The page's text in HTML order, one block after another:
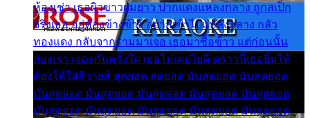
ห้องเช่า เธอผิวขาวผมยาว ปากแดงแหลงกลาง ถูกสเป็ก
จริงเธอ อยู่ห้องข้างข้าง อยากเข้าไปแหลงกลาง กลัว
ทองแดง กลับจากรามมาเจอ เธอมาซื้อข้าว แต่ก่อนนั้น
สองเรา เจอะกันครั้งใด เธอไม่เคยไยดี คราวนี้เธอยิ้มให้
ต้องให้ใส่ลีวายส์ สุดยอด สุดยอด มันสุดยอด มันสุดยอด
มันสุดยอด มันสุดยอด มันสุดยอด มันสุดยอด มันสุดยอด
มันสุดยอด มันสุดยอด มันสุดยอด มันสุดยอด มันสุดยอด